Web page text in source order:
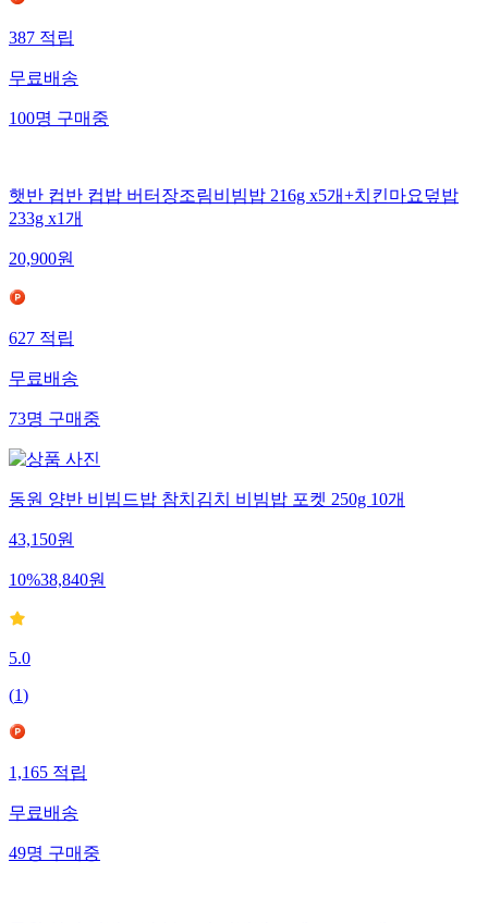
387적립
무료배송
100명구매중
햇반 컵반 컵밥 버터장조림비빔밥 216g x5개+치킨마요덮밥
233g x1개
20,900원
627적립
무료배송
73명구매중
동원 양반 비빔드밥 참치김치 비빔밥 포켓 250g 10개
43,150원
10%38,840원
5.0
(1)
1,165적립
무료배송
49명구매중